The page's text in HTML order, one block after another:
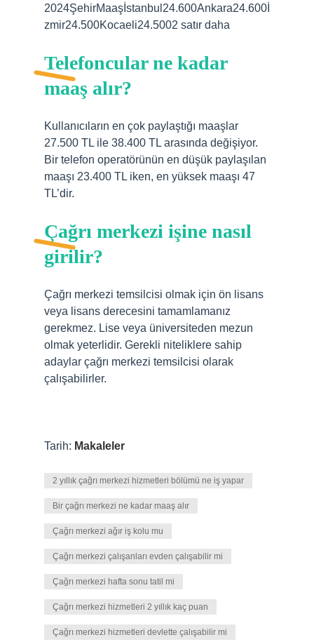
2024ŞehirMaaşİstanbul24.600Ankara24.600İ
zmir24.500Kocaeli24.5002 satır daha
Telefoncular ne kadar
maaş alır?
Kullanıcıların en çok paylaştığı maaşlar
27.500 TL ile 38.400 TL arasında değişiyor.
Bir telefon operatörünün en düşük paylaşılan
maaşı 23.400 TL iken, en yüksek maaşı 47
TL’dir.
Çağrı merkezi işine nasıl
girilir?
Çağrı merkezi temsilcisi olmak için ön lisans
veya lisans derecesini tamamlamanız
gerekmez. Lise veya üniversiteden mezun
olmak yeterlidir. Gerekli niteliklere sahip
adaylar çağrı merkezi temsilcisi olarak
çalışabilirler.
Tarih: Makaleler
2 yıllık çağrı merkezi hizmetleri bölümü ne iş yapar
Bir çağrı merkezi ne kadar maaş alır
Çağrı merkezi ağır iş kolu mu
Çağrı merkezi çalışanları evden çalışabilir mi
Çağrı merkezi hafta sonu tatil mi
Çağrı merkezi hizmetleri 2 yıllık kaç puan
Çağrı merkezi hizmetleri devlette çalışabilir mi